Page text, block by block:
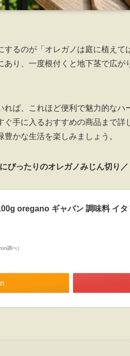
るのが「オレガノは庭に植えて
り、一度根付くと地下茎で広が
ば、これほど便利で魅力的なハ
手に入るおすすめの商品まで詳
かな生活を楽しみましょう。
ぴったりのオレガノみじん切り／
oregano ギャバン 調味料 イ
調べ）